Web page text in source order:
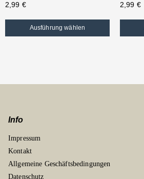
2,99 €
Ausführung wählen
2,99 €
Info
Impressum
Kontakt
Allgemeine Geschäftsbedingungen
Datenschutz